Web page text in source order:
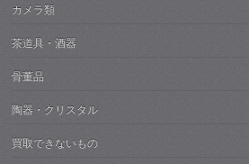
カメラ類
茶道具・酒器
骨董品
陶器・クリスタル
買取できないもの